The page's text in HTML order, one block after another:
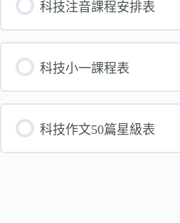
科技注音課程安排表
科技小一課程表
科技作文50篇星級表